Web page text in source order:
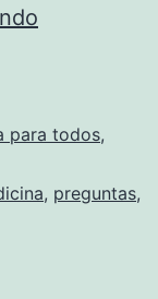
g
n
para todos,
, preguntas,